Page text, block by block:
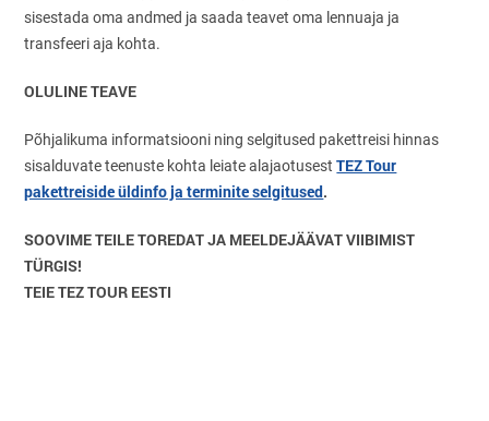
sisestada oma andmed ja saada teavet oma lennuaja ja
transfeeri aja kohta.
OLULINE TEAVE
Põhjalikuma informatsiooni ning selgitused pakettreisi hinnas
sisalduvate teenuste kohta leiate alajaotusestTEZ Tour
pakettreiside üldinfo ja terminite selgitused.
SOOVIME TEILE TOREDAT JA MEELDEJÄÄVAT VIIBIMIST
TÜRGIS!
TEIE TEZ TOUR EESTI